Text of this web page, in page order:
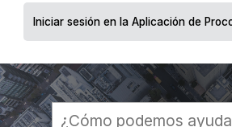
Iniciar sesión en la Aplicación de